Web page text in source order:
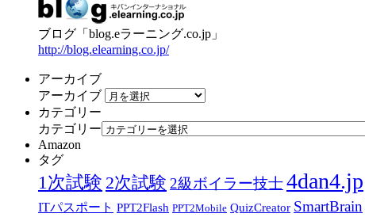
ブログ「blog.eラーニング.co.jp」
http://blog.elearning.co.jp/
アーカイブ
アーカイブ
カテゴリー
カテゴリー
Amazon
タグ
1次試験 2次試験 2級ボイラー技士4dan4.jp
ITパスポート PPT2Flash PPT2Mobile QuizCreator SmartBrain